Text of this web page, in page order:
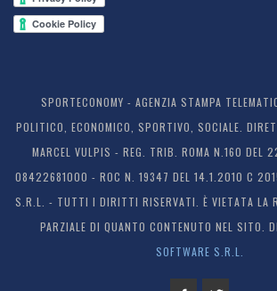
SPORTECONOMY - AGENZIA STAMPA
POLITICO, ECONOMICO, SPORTIVO, SOCIALE.
MARCEL VULPIS - REG. TRIB. ROMA N.160
08422681000 - ROC N. 19347 DEL 14.1.2010 C
S.R.L. - TUTTI I DIRITTI RISERVATI. È VIETATA LA
PARZIALE DI QUANTO CONTENUTO NEL SITO.
SOFTWARE S.R.L.